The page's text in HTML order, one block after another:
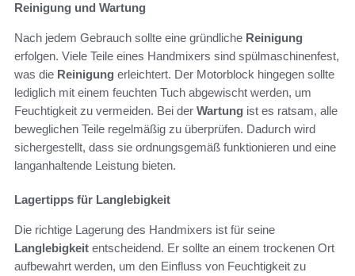
Reinigung und Wartung
Nach jedem Gebrauch sollte eine gründliche Reinigung
erfolgen. Viele Teile eines Handmixers sind spülmaschinenfest,
was die Reinigung erleichtert. Der Motorblock hingegen sollte
lediglich mit einem feuchten Tuch abgewischt werden, um
Feuchtigkeit zu vermeiden. Bei der Wartung ist es ratsam, alle
beweglichen Teile regelmäßig zu überprüfen. Dadurch wird
sichergestellt, dass sie ordnungsgemäß funktionieren und eine
langanhaltende Leistung bieten.
Lagertipps für Langlebigkeit
Die richtige Lagerung des Handmixers ist für seine
Langlebigkeit entscheidend. Er sollte an einem trockenen Ort
aufbewahrt werden, um den Einfluss von Feuchtigkeit zu